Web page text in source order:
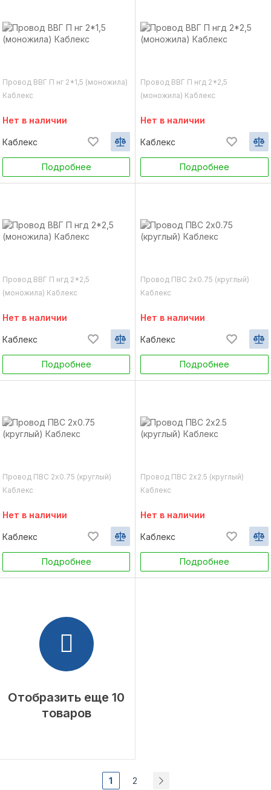
Провод ВВГ П нг 2*1,5 (моножила)
Каблекс
Нет в наличии
Каблекс
Подробнее
Провод ВВГ П нгд 2*2,5
(моножила) Каблекс
Нет в наличии
Каблекс
Подробнее
Провод ВВГ П нгд 2*2,5
(моножила) Каблекс
Нет в наличии
Каблекс
Подробнее
Провод ПВС 2х0.75 (круглый)
Каблекс
Нет в наличии
Каблекс
Подробнее
Провод ПВС 2х0.75 (круглый)
Каблекс
Нет в наличии
Каблекс
Подробнее
Провод ПВС 2х2.5 (круглый)
Каблекс
Нет в наличии
Каблекс
Подробнее
Отобразить еще 10
товаров
1 2